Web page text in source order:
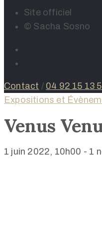
Site officiel
© Sacha Sosno
Contact / 04 92 15 13
Expositions et
Venus
1 juin 2022, 10h00 - 1